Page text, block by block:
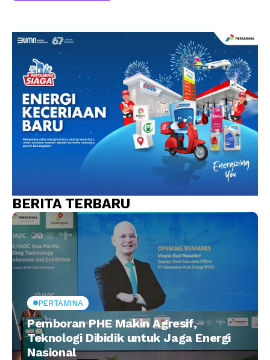
BERITA TERBARU
PERTAMINA
Pemboran PHE Makin Agresif,
Teknologi Dibidik untuk Jaga Energi
Nasional